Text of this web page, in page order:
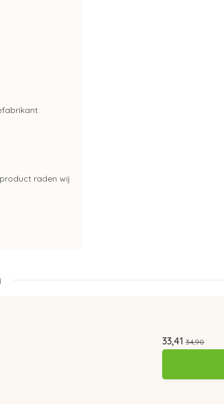
raden wij
33,41 34,90